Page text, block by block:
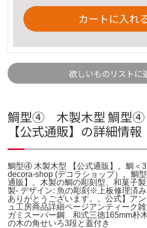
カートに入れ
欲しいものリストに
鯛型④ 木製木型 鯛型④
【公式通販】の詳細情報
鯛型④ 木製木型 【公式通販】。鯛＜
decora-shop (デコラショップ）。鯛
通販】。木製の鯛の彫刻型、和菓子
製- デザイン: 魚の彫刻※上板修理済
ありがとうございます。。公式】ア
ュ工房商品詳細ページアンティーク
ガミスーパー鋼 和式三徳165mm朴
の木の角せいろ3段と蓋付き